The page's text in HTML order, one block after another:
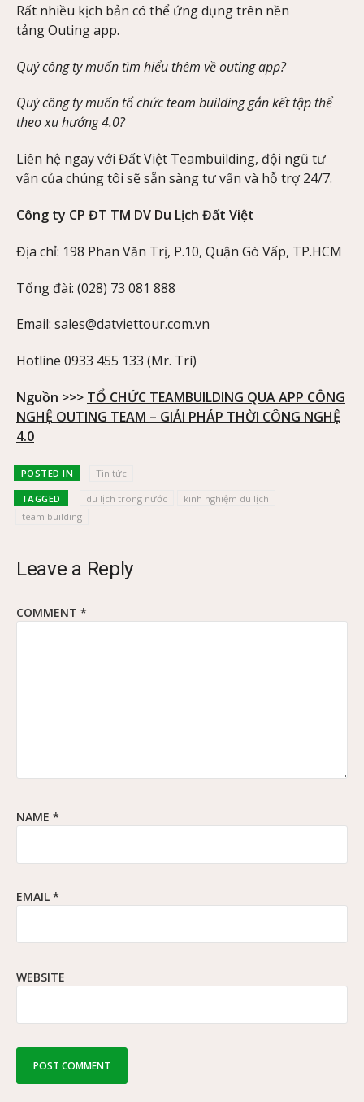
Rất nhiều kịch bản có thể ứng dụng trên nền
tảng Outing app.
Quý công ty muốn tìm hiểu thêm về outing app?
Quý công ty muốn tổ chức team building gắn kết tập thể
theo xu hướng 4.0?
Liên hệ ngay với Đất Việt Teambuilding, đội ngũ tư
vấn của chúng tôi sẽ sẵn sàng tư vấn và hỗ trợ 24/7.
Công ty CP ĐT TM DV Du Lịch Đất Việt
Địa chỉ: 198 Phan Văn Trị, P.10, Quận Gò Vấp, TP.HCM
Tổng đài: (028) 73 081 888
Email: sales@datviettour.com.vn
Hotline 0933 455 133 (Mr. Trí)
Nguồn >>> TỔ CHỨC TEAMBUILDING QUA APP CÔNG
NGHỆ OUTING TEAM – GIẢI PHÁP THỜI CÔNG NGHỆ
4.0
POSTED IN Tin tức
TAGGED du lịch trong nước
kinh nghiệm du lịch
team building
Leave a Reply
COMMENT *
NAME *
EMAIL *
WEBSITE